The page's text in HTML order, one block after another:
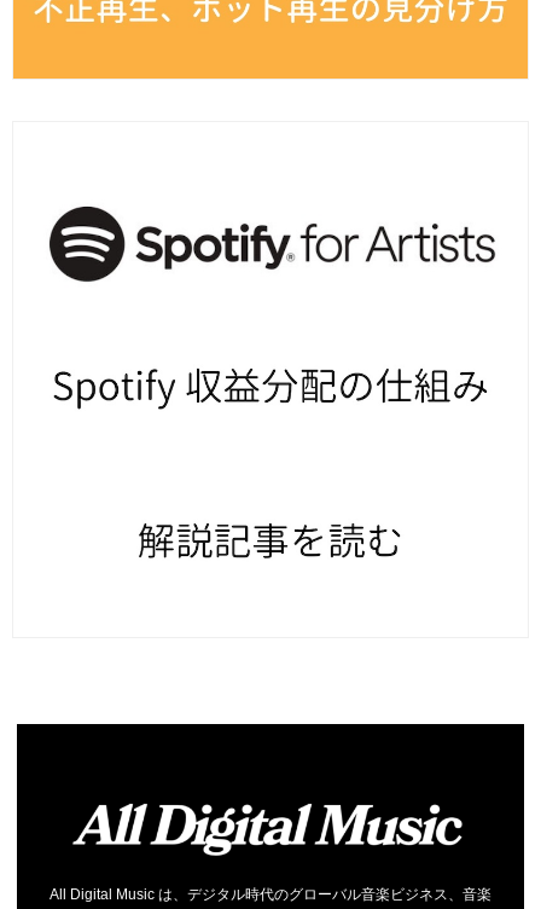
All Digital Music は、デジタル時代のグローバル音楽ビジネス、音楽